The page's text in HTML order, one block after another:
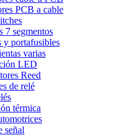
PCB a cable
7 segmentos
y portafusibles
varias
LED
Reed
de relé
térmica
señal